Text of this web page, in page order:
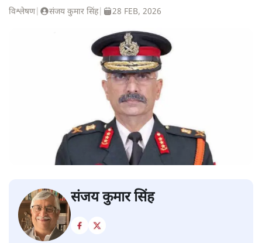
विश्लेषण| संजय कुमार सिंह| 28 FEB, 2026
संजय कुमार सिंह